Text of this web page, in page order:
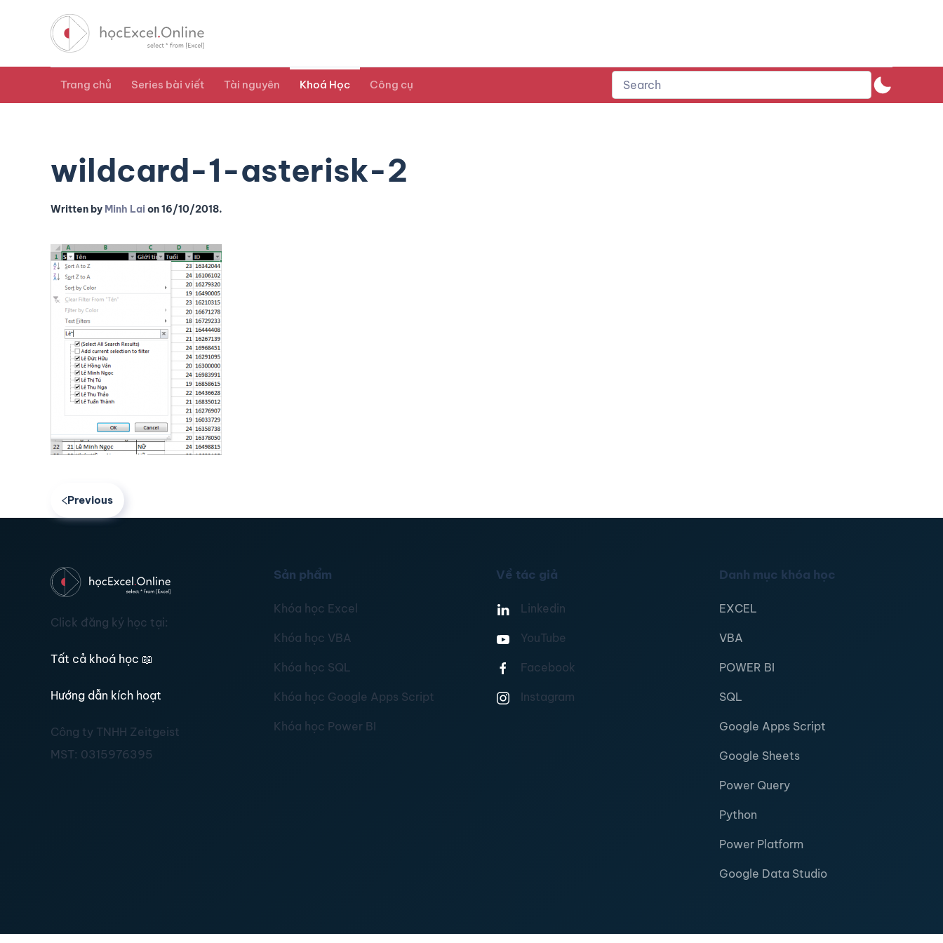
Trang chủ Series bài viết Tài nguyên Khoá Học Công cụ
wildcard-1-asterisk-2
Written by Minh Laion16/10/2018.
Previous
Click đăng ký học tại:
Tất cả khoá học 📖
Hướng dẫn kích hoạt
Công ty TNHH Zeitgeist
MST: 0315976395
Sản phẩm
Khóa học Excel
Khóa học VBA
Khóa học SQL
Khóa học Google Apps Script
Khóa học Power BI
Về tác giả
Linkedin
YouTube
Facebook
Instagram
Danh mục khóa học
EXCEL
VBA
POWER BI
SQL
Google Apps Script
Google Sheets
Power Query
Python
Power Platform
Google Data Studio